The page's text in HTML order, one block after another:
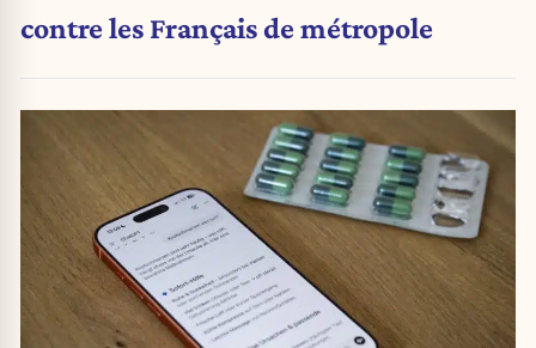
contre les Français de métropole